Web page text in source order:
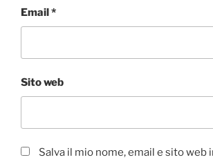
Email*
Sito web
Salva il mio nome, email e sito web